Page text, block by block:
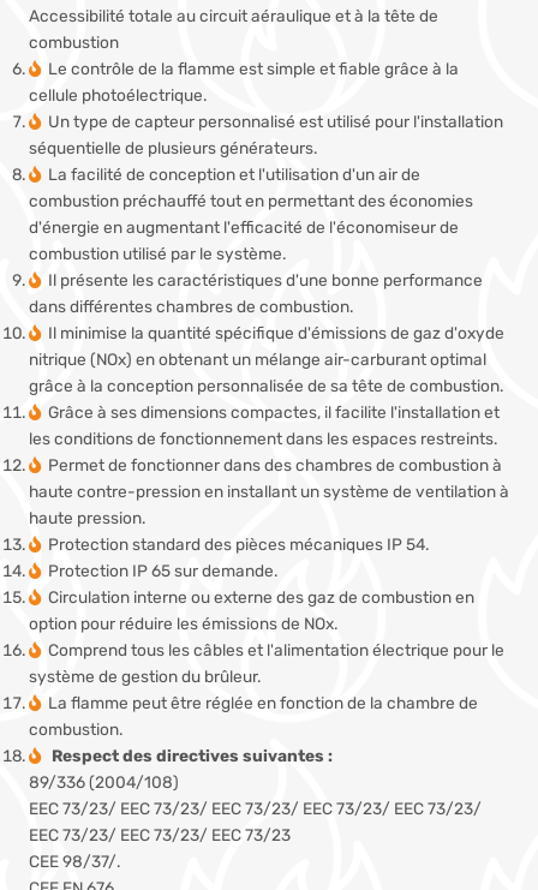
Accessibilité totale au circuit aéraulique et à la tête de
combustion
Le contrôle de la flamme est simple et fiable grâce à la
cellule photoélectrique.
Un type de capteur personnalisé est utilisé pour l'installation
séquentielle de plusieurs générateurs.
La facilité de conception et l'utilisation d'un air de
combustion préchauffé tout en permettant des économies
d'énergie en augmentant l'efficacité de l'économiseur de
combustion utilisé par le système.
Il présente les caractéristiques d'une bonne performance
dans différentes chambres de combustion.
Il minimise la quantité spécifique d'émissions de gaz d'oxyde
nitrique (NOx) en obtenant un mélange air-carburant optimal
grâce à la conception personnalisée de sa tête de combustion.
Grâce à ses dimensions compactes, il facilite l'installation et
les conditions de fonctionnement dans les espaces restreints.
Permet de fonctionner dans des chambres de combustion à
haute contre-pression en installant un système de ventilation à
haute pression.
Protection standard des pièces mécaniques IP 54.
Protection IP 65 sur demande.
Circulation interne ou externe des gaz de combustion en
option pour réduire les émissions de NOx.
Comprend tous les câbles et l'alimentation électrique pour le
système de gestion du brûleur.
La flamme peut être réglée en fonction de la chambre de
combustion.
Respect des directives suivantes :
89/336 (2004/108)
EEC 73/23/ EEC 73/23/ EEC 73/23/ EEC 73/23/ EEC 73/23/
EEC 73/23/ EEC 73/23/ EEC 73/23
CEE 98/37/.